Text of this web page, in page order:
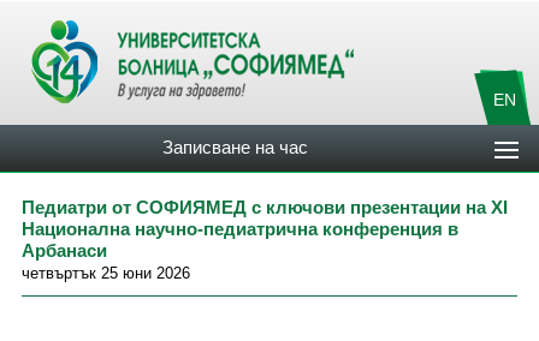
EN
Записване на час
Педиатри от СОФИЯМЕД с ключови презентации на XI
Национална научно-педиатрична конференция в
Арбанаси
четвъртък 25 юни 2026